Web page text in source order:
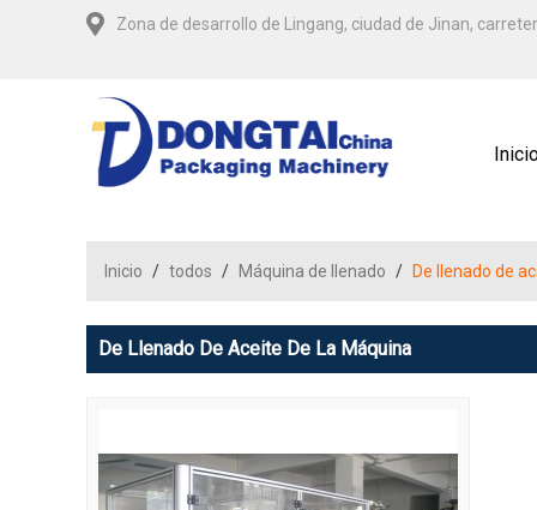
Zona de desarrollo de Lingang, ciudad de Jinan,
Inicio / todos / Máquina de llenado / De llenado de
De Llenado De Aceite De La Máquina